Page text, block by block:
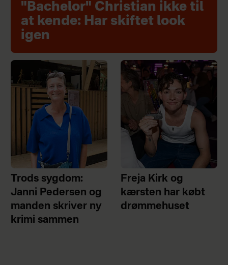
"Bachelor" Christian ikke til
at kende: Har skiftet look
igen
Trods sygdom:
Janni Pedersen og
manden skriver ny
krimi sammen
Freja Kirk og
kærsten har købt
drømmehuset